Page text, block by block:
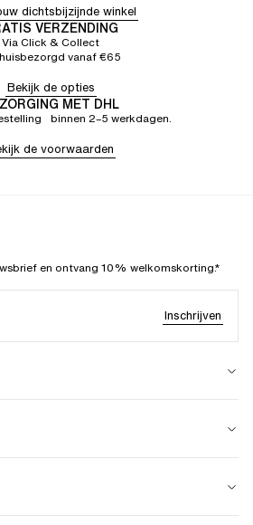
dichtsbijzijnde winkel
VERZENDING
Via Click & Collect
vanaf €65
Bekijk de opties
MET DHL
binnen 2–5 werkdagen.
de voorwaarden
en ontvang 10% welkomskorting.*
Inschrijven